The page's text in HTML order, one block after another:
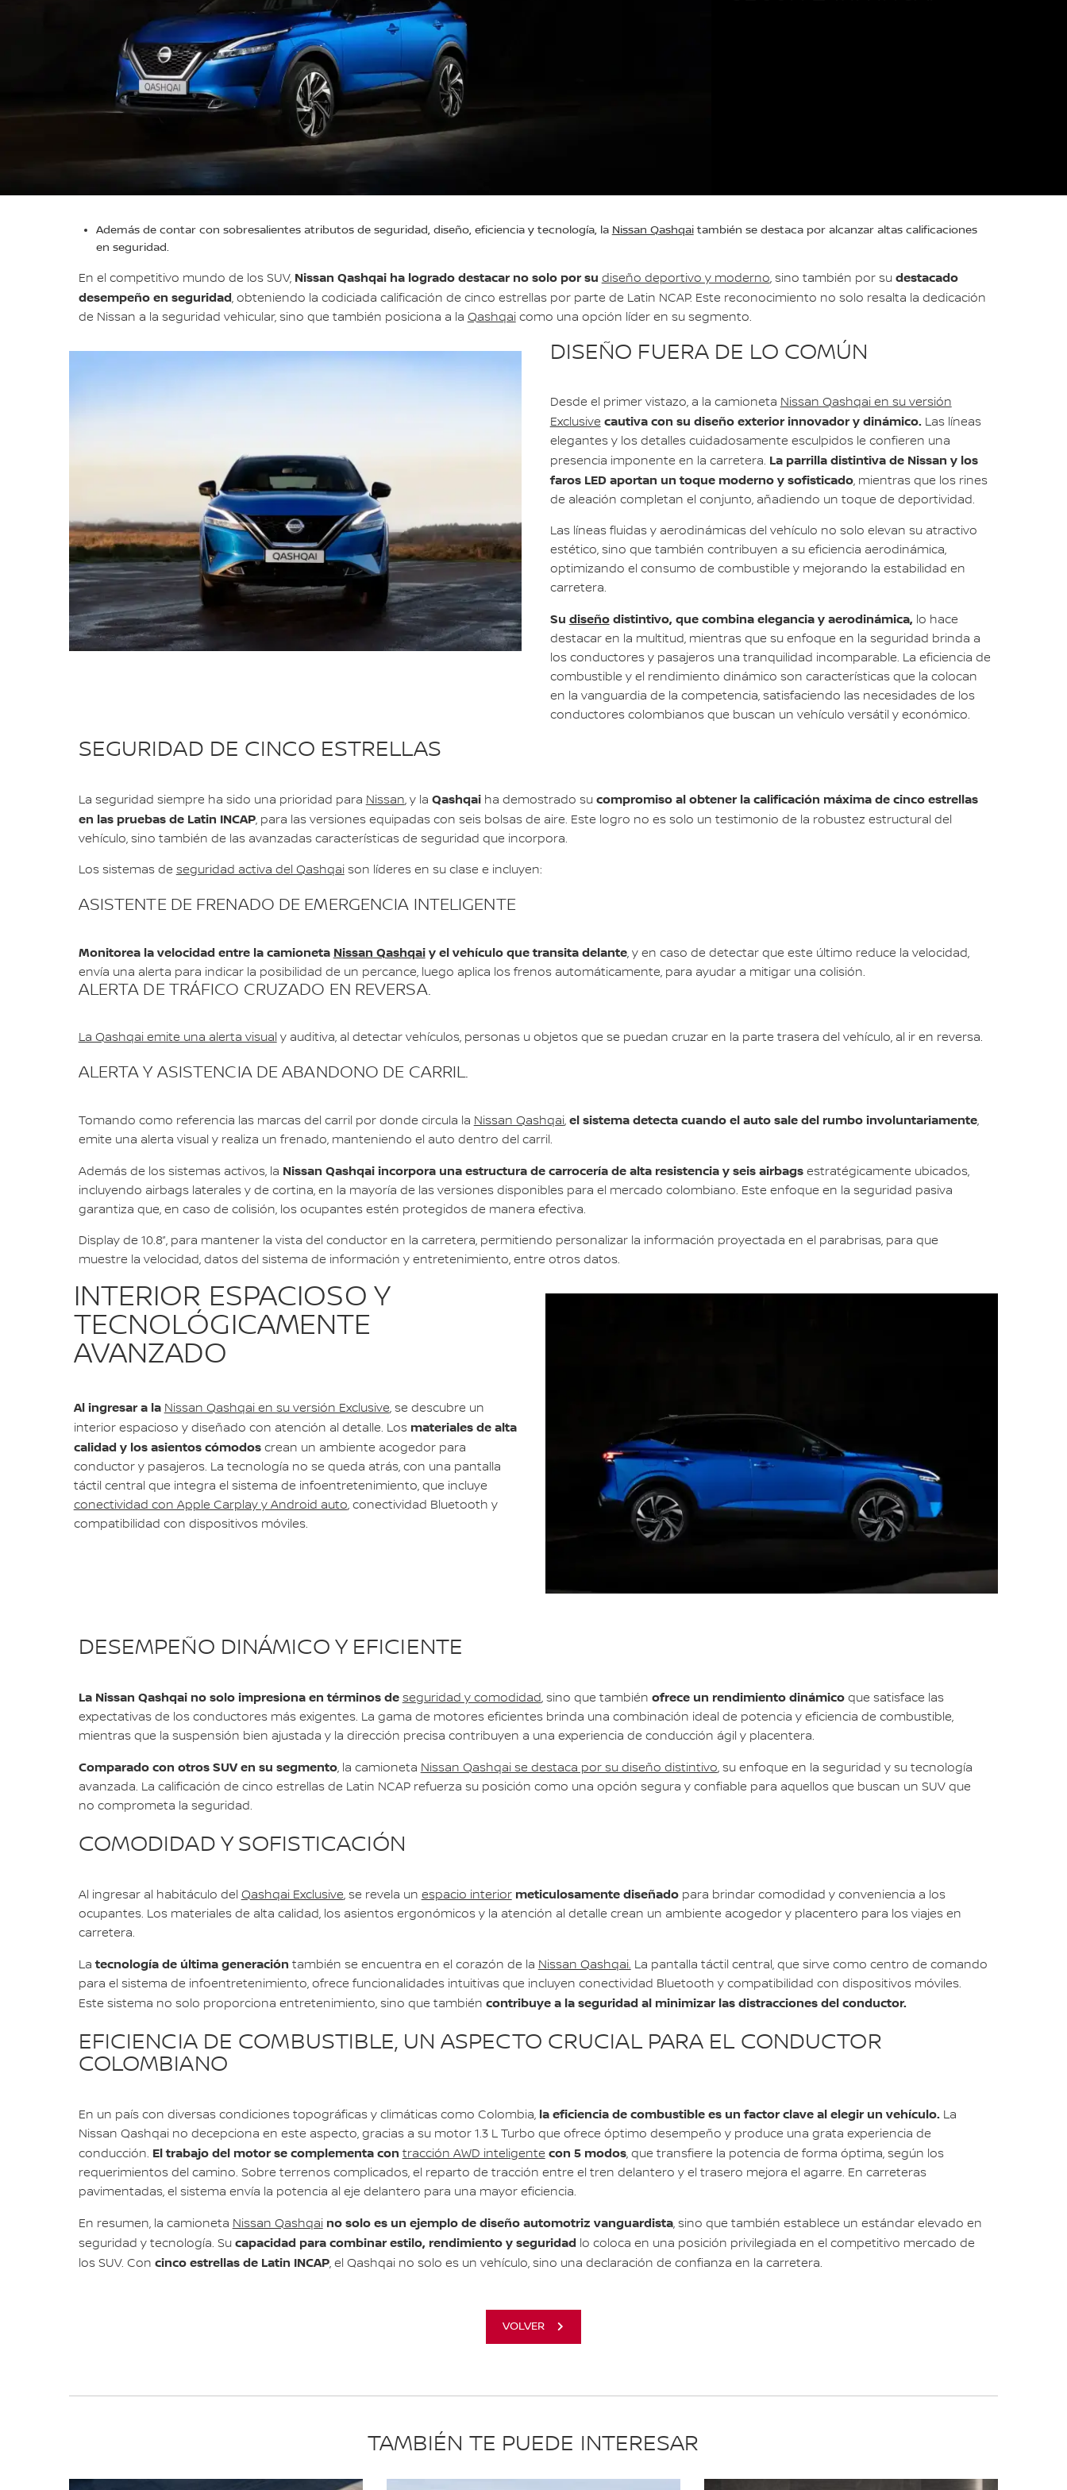
Además de contar con sobresalientes atributos de seguridad, diseño, eficiencia y tecnología, la Nissan Qashqaitambién se destaca por alcanzar altas calificaciones
en seguridad.
En el competitivo mundo de los SUV, Nissan Qashqai ha logrado destacar no solo por su diseño deportivo y moderno, sino también por su destacado
desempeño en seguridad, obteniendo la codiciada calificación de cinco estrellas por parte de Latin NCAP. Este reconocimiento no solo resalta la dedicación
de Nissan a la seguridad vehicular, sino que también posiciona a la Qashqaicomo una opción líder en su segmento.
DISEÑO FUERA DE LO COMÚN
Desde el primer vistazo, a la camioneta Nissan Qashqai en su versión
Exclusive cautiva con su diseño exterior innovador y dinámico. Las líneas
elegantes y los detalles cuidadosamente esculpidos le confieren una
presencia imponente en la carretera. La parrilla distintiva de Nissan y los
faros LED aportan un toque moderno y sofisticado, mientras que los rines
de aleación completan el conjunto, añadiendo un toque de deportividad.
Las líneas fluidas y aerodinámicas del vehículo no solo elevan su atractivo
estético, sino que también contribuyen a su eficiencia aerodinámica,
optimizando el consumo de combustible y mejorando la estabilidad en
carretera.
Su diseñodistintivo, que combina elegancia y aerodinámica, lo hace
destacar en la multitud, mientras que su enfoque en la seguridad brinda a
los conductores y pasajeros una tranquilidad incomparable. La eficiencia de
combustible y el rendimiento dinámico son características que la colocan
en la vanguardia de la competencia, satisfaciendo las necesidades de los
conductores colombianos que buscan un vehículo versátil y económico.
SEGURIDAD DE CINCO ESTRELLAS
La seguridad siempre ha sido una prioridad para Nissan, y la Qashqaiha demostrado su compromiso al obtener la calificación máxima de cinco estrellas
en las pruebas de Latin INCAP, para las versiones equipadas con seis bolsas de aire. Este logro no es solo un testimonio de la robustez estructural del
vehículo, sino también de las avanzadas características de seguridad que incorpora.
Los sistemas de seguridad activa del Qashqaison líderes en su clase e incluyen:
ASISTENTE DE FRENADO DE EMERGENCIA INTELIGENTE
Monitorea la velocidad entre la camioneta Nissan Qashqaiy el vehículo que transita delante, y en caso de detectar que este último reduce la velocidad,
envía una alerta para indicar la posibilidad de un percance, luego aplica los frenos automáticamente, para ayudar a mitigar una colisión.
ALERTA DE TRÁFICO CRUZADO EN REVERSA.
La Qashqai emite una alerta visual y auditiva, al detectar vehículos, personas u objetos que se puedan cruzar en la parte trasera del vehículo, al ir en reversa.
ALERTA Y ASISTENCIA DE ABANDONO DE CARRIL.
Tomando como referencia las marcas del carril por donde circula la Nissan Qashqai, el sistema detecta cuando el auto sale del rumbo involuntariamente,
emite una alerta visual y realiza un frenado, manteniendo el auto dentro del carril.
Además de los sistemas activos, la Nissan Qashqai incorpora una estructura de carrocería de alta resistencia y seis airbagsestratégicamente ubicados,
incluyendo airbags laterales y de cortina, en la mayoría de las versiones disponibles para el mercado colombiano. Este enfoque en la seguridad pasiva
garantiza que, en caso de colisión, los ocupantes estén protegidos de manera efectiva.
Display de 10.8”, para mantener la vista del conductor en la carretera, permitiendo personalizar la información proyectada en el parabrisas, para que
muestre la velocidad, datos del sistema de información y entretenimiento, entre otros datos.
INTERIOR ESPACIOSO Y
TECNOLÓGICAMENTE
AVANZADO
Al ingresar a la Nissan Qashqai en su versión Exclusive, se descubre un
interior espacioso y diseñado con atención al detalle. Los materiales de alta
calidad y los asientos cómodoscrean un ambiente acogedor para
conductor y pasajeros. La tecnología no se queda atrás, con una pantalla
táctil central que integra el sistema de infoentretenimiento, que incluye
conectividad con Apple Carplay y Android auto, conectividad Bluetooth y
compatibilidad con dispositivos móviles.
DESEMPEÑO DINÁMICO Y EFICIENTE
La Nissan Qashqai no solo impresiona en términos de seguridad y comodidad, sino que también ofrece un rendimiento dinámicoque satisface las
expectativas de los conductores más exigentes. La gama de motores eficientes brinda una combinación ideal de potencia y eficiencia de combustible,
mientras que la suspensión bien ajustada y la dirección precisa contribuyen a una experiencia de conducción ágil y placentera.
Comparado con otros SUV en su segmento, la camioneta Nissan Qashqai se destaca por su diseño distintivo, su enfoque en la seguridad y su tecnología
avanzada. La calificación de cinco estrellas de Latin NCAP refuerza su posición como una opción segura y confiable para aquellos que buscan un SUV que
no comprometa la seguridad.
COMODIDAD Y SOFISTICACIÓN
Al ingresar al habitáculo del Qashqai Exclusive, se revela un espacio interior meticulosamente diseñadopara brindar comodidad y conveniencia a los
ocupantes. Los materiales de alta calidad, los asientos ergonómicos y la atención al detalle crean un ambiente acogedor y placentero para los viajes en
carretera.
Latecnología de última generación también se encuentra en el corazón de la Nissan Qashqai. La pantalla táctil central, que sirve como centro de comando
para el sistema de infoentretenimiento, ofrece funcionalidades intuitivas que incluyen conectividad Bluetooth y compatibilidad con dispositivos móviles.
Este sistema no solo proporciona entretenimiento, sino que también contribuye a la seguridad al minimizar las distracciones del conductor.
EFICIENCIA DE COMBUSTIBLE, UN ASPECTO CRUCIAL PARA EL CONDUCTOR
COLOMBIANO
En un país con diversas condiciones topográficas y climáticas como Colombia, la eficiencia de combustible es un factor clave al elegir un vehículo. La
Nissan Qashqai no decepciona en este aspecto, gracias a su motor 1.3 L Turbo que ofrece óptimo desempeño y produce una grata experiencia de
conducción. El trabajo del motor se complementa con tracción AWD inteligente con 5 modos, que transfiere la potencia de forma óptima, según los
requerimientos del camino. Sobre terrenos complicados, el reparto de tracción entre el tren delantero y el trasero mejora el agarre. En carreteras
pavimentadas, el sistema envía la potencia al eje delantero para una mayor eficiencia.
En resumen, la camioneta Nissan Qashqai no solo es un ejemplo de diseño automotriz vanguardista, sino que también establece un estándar elevado en
seguridad y tecnología. Su capacidad para combinar estilo, rendimiento y seguridad lo coloca en una posición privilegiada en el competitivo mercado de
los SUV. Con cinco estrellas de Latin INCAP, el Qashqai no solo es un vehículo, sino una declaración de confianza en la carretera.
VOLVER
TAMBIÉN TE PUEDE INTERESAR